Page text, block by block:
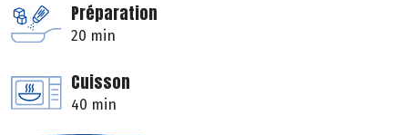
Préparation
20 min
Cuisson
40 min